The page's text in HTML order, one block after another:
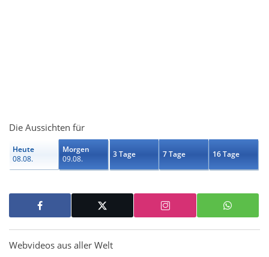
Die Aussichten für
Heute
08.08.
Morgen
09.08.
3 Tage 7 Tage 16 Tage
Webvideos aus aller Welt